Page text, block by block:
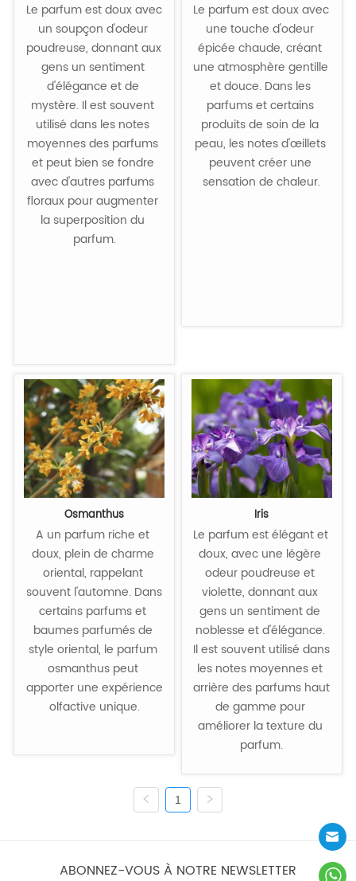
Le parfum est doux avec
un soupçon d'odeur
poudreuse, donnant aux
gens un sentiment
d'élégance et de
mystère. Il est souvent
utilisé dans les notes
moyennes des parfums
et peut bien se fondre
avec d'autres parfums
floraux pour augmenter
la superposition du
parfum.
Le parfum est doux avec
une touche d'odeur
épicée chaude, créant
une atmosphère gentille
et douce. Dans les
parfums et certains
produits de soin de la
peau, les notes d'œillets
peuvent créer une
sensation de chaleur.
Osmanthus
A un parfum riche et
doux, plein de charme
oriental, rappelant
souvent l'automne. Dans
certains parfums et
baumes parfumés de
style oriental, le parfum
osmanthus peut
apporter une expérience
olfactive unique.
Iris
Le parfum est élégant et
doux, avec une légère
odeur poudreuse et
violette, donnant aux
gens un sentiment de
noblesse et d'élégance.
Il est souvent utilisé dans
les notes moyennes et
arrière des parfums haut
de gamme pour
améliorer la texture du
parfum.
1
ABONNEZ-VOUS À NOTRE NEWSLETTER